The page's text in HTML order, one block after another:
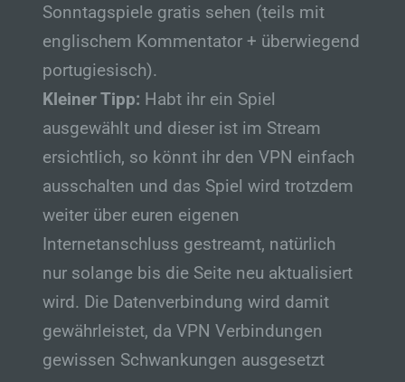
Sonntagspiele gratis sehen (teils mit
englischem Kommentator + überwiegend
portugiesisch).
Kleiner Tipp: Habt ihr ein Spiel
ausgewählt und dieser ist im Stream
ersichtlich, so könnt ihr den VPN einfach
ausschalten und das Spiel wird trotzdem
weiter über euren eigenen
Internetanschluss gestreamt, natürlich
nur solange bis die Seite neu aktualisiert
wird. Die Datenverbindung wird damit
gewährleistet, da VPN Verbindungen
gewissen Schwankungen ausgesetzt